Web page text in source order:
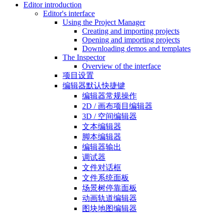
Editor introduction
Editor's interface
Using the Project Manager
Creating and importing projects
Opening and importing projects
Downloading demos and templates
The Inspector
Overview of the interface
项目设置
编辑器默认快捷键
编辑器常规操作
2D / 画布项目编辑器
3D / 空间编辑器
文本编辑器
脚本编辑器
编辑器输出
调试器
文件对话框
文件系统面板
场景树停靠面板
动画轨道编辑器
图块地图编辑器